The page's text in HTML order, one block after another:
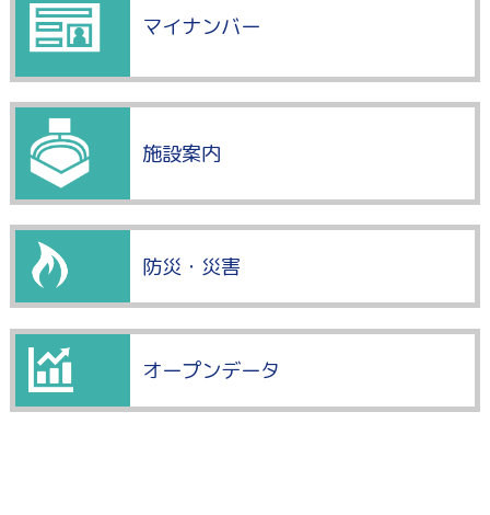
マイナンバー
施設案内
防災・災害
オープンデータ